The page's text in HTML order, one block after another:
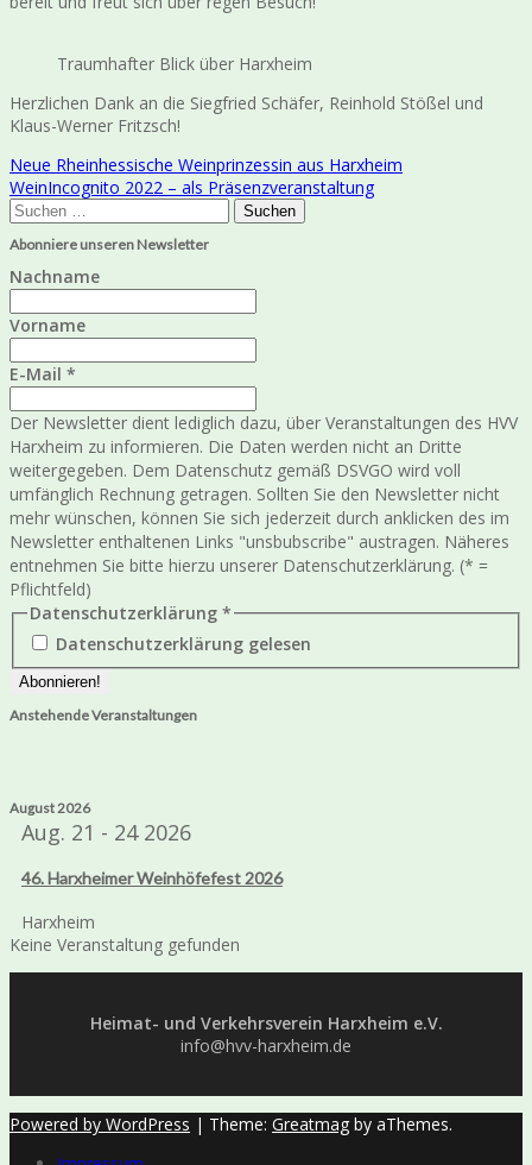
Traumhafter Blick über Harxheim
Herzlichen Dank an die Siegfried Schäfer, Reinhold Stößel und
Klaus-Werner Fritzsch!
Beitragsnavigation
Neue Rheinhessische Weinprinzessin aus Harxheim
WeinIncognito 2022 – als Präsenzveranstaltung
Suchen
nach:
Abonniere unseren Newsletter
Nachname
Vorname
E-Mail *
Der Newsletter dient lediglich dazu, über Veranstaltungen des HVV
Harxheim zu informieren. Die Daten werden nicht an Dritte
weitergegeben. Dem Datenschutz gemäß DSVGO wird voll
umfänglich Rechnung getragen. Sollten Sie den Newsletter nicht
mehr wünschen, können Sie sich jederzeit durch anklicken des im
Newsletter enthaltenen Links "unsbubscribe" austragen. Näheres
entnehmen Sie bitte hierzu unserer Datenschutzerklärung. (* =
Pflichtfeld)
Datenschutzerklärung *
Datenschutzerklärung gelesen
Anstehende Veranstaltungen
August 2026
Aug. 21 - 24 2026
46. Harxheimer Weinhöfefest 2026
Harxheim
Keine Veranstaltung gefunden
Heimat- und Verkehrsverein Harxheim e.V.
info@hvv-harxheim.de
Powered by WordPress | Theme: Greatmag by aThemes.